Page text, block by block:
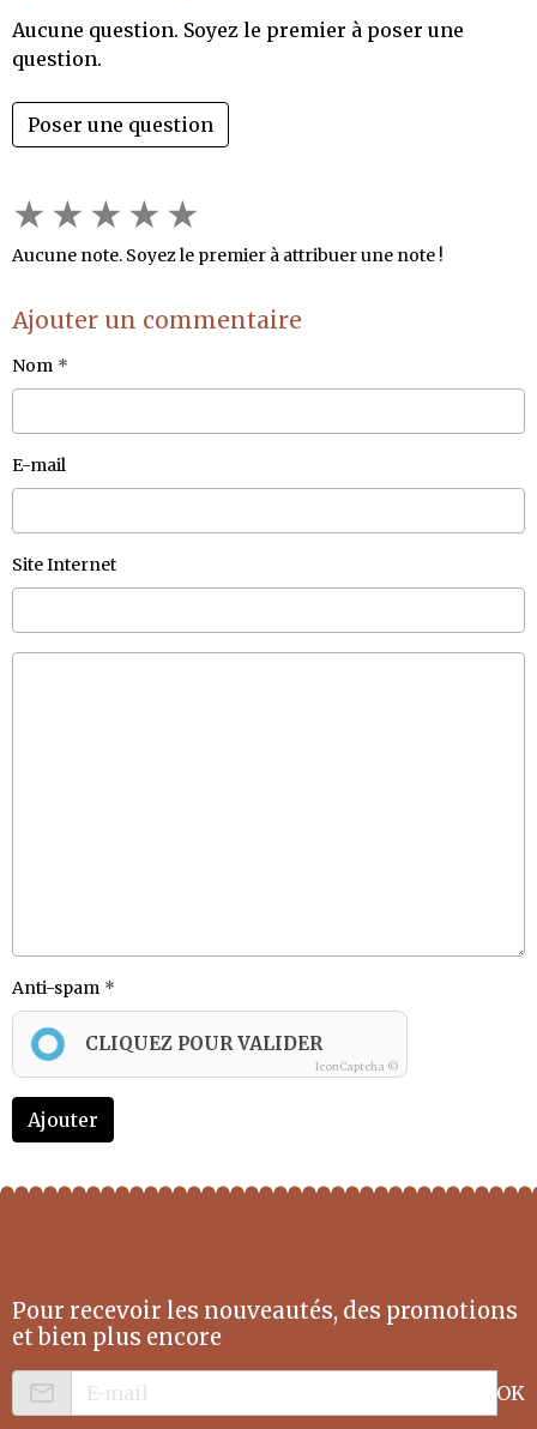
Aucune question. Soyez le premier à poser une
question.
Poser une question
★ ★ ★ ★ ★
Aucune note. Soyez le premier à attribuer une note !
Ajouter un commentaire
Nom
E-mail
Site Internet
Anti-spam
CLIQUEZ POUR VALIDER
IconCaptcha ©
Ajouter
Pour recevoir les nouveautés, des promotions
et bien plus encore
OK